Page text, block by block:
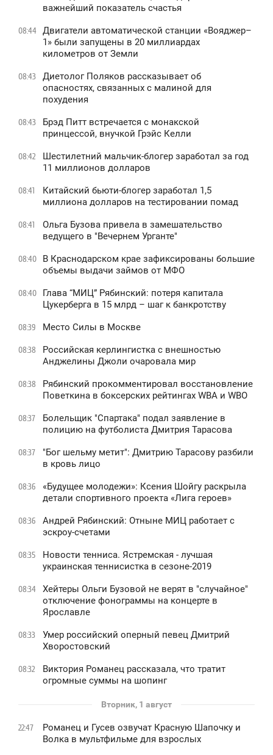
важнейший показатель счастья
08:44
Двигатели автоматической станции «Вояджер–
1» были запущены в 20 миллиардах
километров от Земли
08:43
Диетолог Поляков рассказывает об
опасностях, связанных с малиной для
похудения
08:43
Брэд Питт встречается с монакской
принцессой, внучкой Грэйс Келли
08:42
Шестилетний мальчик-блогер заработал за год
11 миллионов долларов
08:41
Китайский бьюти-блогер заработал 1,5
миллиона долларов на тестировании помад
08:41
Ольга Бузова привела в замешательство
ведущего в "Вечернем Урганте"
08:40
В Краснодарском крае зафиксированы большие
объемы выдачи займов от МФО
08:40
Глава “МИЦ” Рябинский: потеря капитала
Цукерберга в 15 млрд – шаг к банкротству
08:39 Место Силы в Москве
08:38
Российская керлингистка с внешностью
Анджелины Джоли очаровала мир
08:38
Рябинский прокомментировал восстановление
Поветкина в боксерских рейтингах WBA и WBO
08:37
Болельщик "Спартака" подал заявление в
полицию на футболиста Дмитрия Тарасова
08:37
"Бог шельму метит": Дмитрию Тарасову разбили
в кровь лицо
08:36
«Будущее молодежи»: Ксения Шойгу раскрыла
детали спортивного проекта «Лига героев»
08:36
Андрей Рябинский: Отныне МИЦ работает с
эскроу-счетами
08:35
Новости тенниса. Ястремская - лучшая
украинская теннисистка в сезоне-2019
08:34
Хейтеры Ольги Бузовой не верят в "случайное"
отключение фонограммы на концерте в
Ярославле
08:33
Умер российский оперный певец Дмитрий
Хворостовский
08:32
Виктория Романец рассказала, что тратит
огромные суммы на шопинг
Вторник, 1 август
22:47
Романец и Гусев озвучат Красную Шапочку и
Волка в мультфильме для взрослых